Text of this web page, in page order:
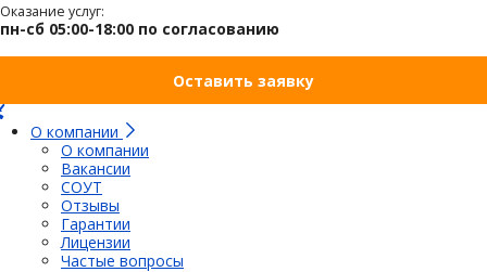
Оказание услуг:
пн-сб 05:00-18:00 по согласованию
Оставить заявку
О компании
О компании
Вакансии
СОУТ
Отзывы
Гарантии
Лицензии
Частые вопросы